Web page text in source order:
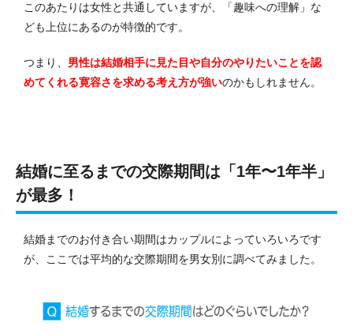
このあたりは女性と共通していますが、「趣味への理解」な
ども上位にあるのが特徴的です。
つまり、 男性は結婚相手に見た目や自分のやりたいことを認
めてくれる寛容さを求める考え方が強いのかもしれません。
結婚に至るまでの交際期間は「1年〜1年半」
が最多！
結婚までのお付き合い期間はカップルによっていろいろです
が、ここでは平均的な交際期間を男女別に調べてみました。